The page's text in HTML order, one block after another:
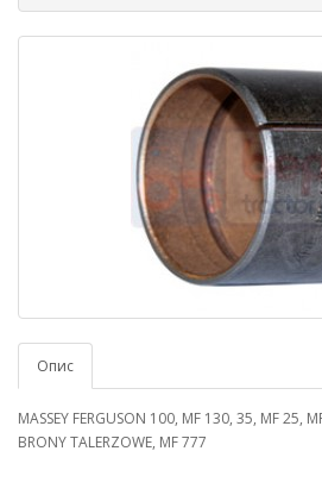
Опис
MASSEY FERGUSON 100, MF 130, 35, MF 25,
BRONY TALERZOWE, MF 777